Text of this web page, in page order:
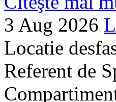
3 Aug 2026
Locatie
Referent de